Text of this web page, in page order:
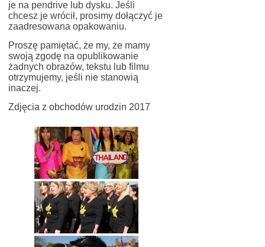
je na pendrive lub dysku. Jeśli
chcesz je wrócił, prosimy dołączyć je
zaadresowana opakowaniu.
Proszę pamiętać, że my, że mamy
swoją zgodę na opublikowanie
żadnych obrazów, tekstu lub filmu
otrzymujemy, jeśli nie stanowią
inaczej.
Zdjęcia z obchodów urodzin 2017